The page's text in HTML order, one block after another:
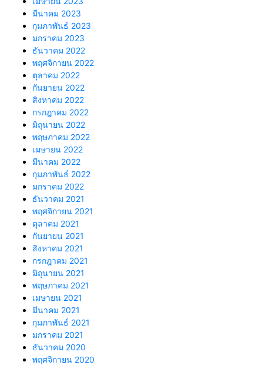
มีนาคม 2023
กุมภาพันธ์ 2023
มกราคม 2023
ธันวาคม 2022
พฤศจิกายน 2022
ตุลาคม 2022
กันยายน 2022
สิงหาคม 2022
กรกฎาคม 2022
มิถุนายน 2022
พฤษภาคม 2022
เมษายน 2022
มีนาคม 2022
กุมภาพันธ์ 2022
มกราคม 2022
ธันวาคม 2021
พฤศจิกายน 2021
ตุลาคม 2021
กันยายน 2021
สิงหาคม 2021
กรกฎาคม 2021
มิถุนายน 2021
พฤษภาคม 2021
เมษายน 2021
มีนาคม 2021
กุมภาพันธ์ 2021
มกราคม 2021
ธันวาคม 2020
พฤศจิกายน 2020